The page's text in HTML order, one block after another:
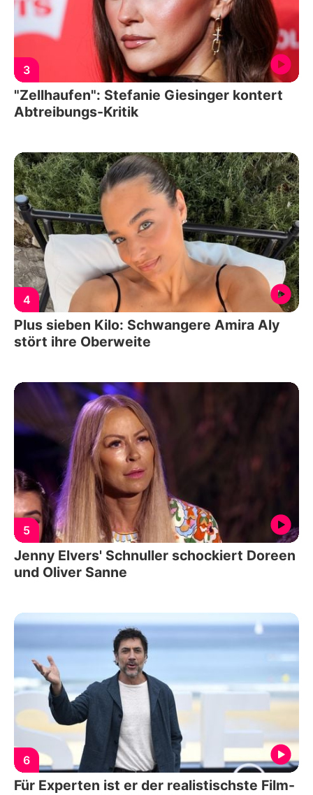
3
"Zellhaufen": Stefanie Giesinger kontert
Abtreibungs-Kritik
4
Plus sieben Kilo: Schwangere Amira Aly
stört ihre Oberweite
5
Jenny Elvers' Schnuller schockiert Doreen
und Oliver Sanne
6
Für Experten ist er der realistischste Film-